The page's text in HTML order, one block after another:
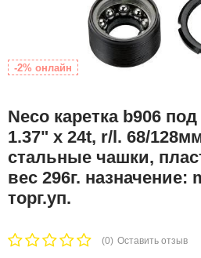
-2% онлайн
Neco каретка b906
1.37" х 24t, r/l. 68/
стальные чашки,
вес 296г. назначение:
торг.уп.
(0) Оставить отзыв